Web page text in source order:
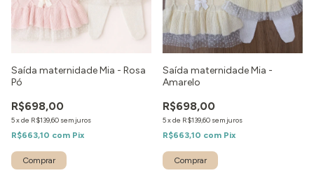
Saída maternidade Mia - Rosa
Pó
R$698,00
5xde R$139,60 sem juros
R$663,10 com Pix
Comprar
Saída maternidade Mia -
Amarelo
R$698,00
5xde R$139,60 sem juros
R$663,10 com Pix
Comprar